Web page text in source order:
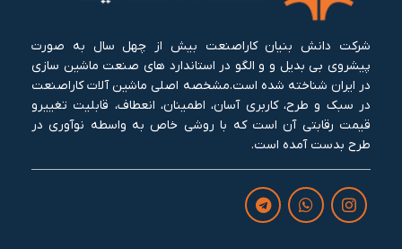
شرکت دانش بنیان کاراصنعت بیش از چهل سال به صورت
پیشروی بی بدیل و و الگو در استاندارد های صنعت ماشین سازی
در ایران شناخته شده است.مشخصه اصلی ماشین آلات کاراصنعت
در سبک و طرح، کاربری آسان، اطمینان، انعطاف، قابلیت تغییرو
قیمت رقابتی آن است که با روشی خاص به واسطه نوآوری در
طرح بدست آمده است.